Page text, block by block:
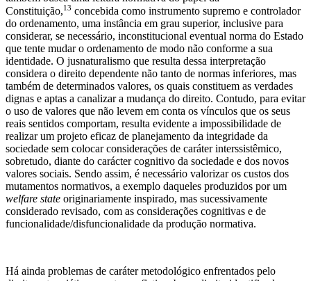
Constituição,13 concebida como instrumento supremo e controlador
do ordenamento, uma instância em grau superior, inclusive para
considerar, se necessário, inconstitucional eventual norma do Estado
que tente mudar o ordenamento de modo não conforme a sua
identidade. O jusnaturalismo que resulta dessa interpretação
considera o direito dependente não tanto de normas inferiores, mas
também de determinados valores, os quais constituem as verdades
dignas e aptas a canalizar a mudança do direito. Contudo, para evitar
o uso de valores que não levem em conta os vínculos que os seus
reais sentidos comportam, resulta evidente a impossibilidade de
realizar um projeto eficaz de planejamento da integridade da
sociedade sem colocar considerações de caráter interssistêmico,
sobretudo, diante do carácter cognitivo da sociedade e dos novos
valores sociais. Sendo assim, é necessário valorizar os custos dos
mutamentos normativos, a exemplo daqueles produzidos por um
welfare state originariamente inspirado, mas sucessivamente
considerado revisado, com as considerações cognitivas e de
funcionalidade/disfuncionalidade da produção normativa.
Há ainda problemas de caráter metodológico enfrentados pelo